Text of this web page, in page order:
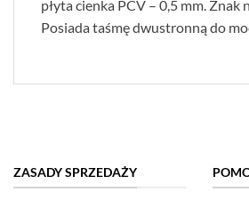
płyta cienka PCV – 0,5 mm. Znak
Posiada taśmę dwustronną do
ZASADY SPRZEDAŻY